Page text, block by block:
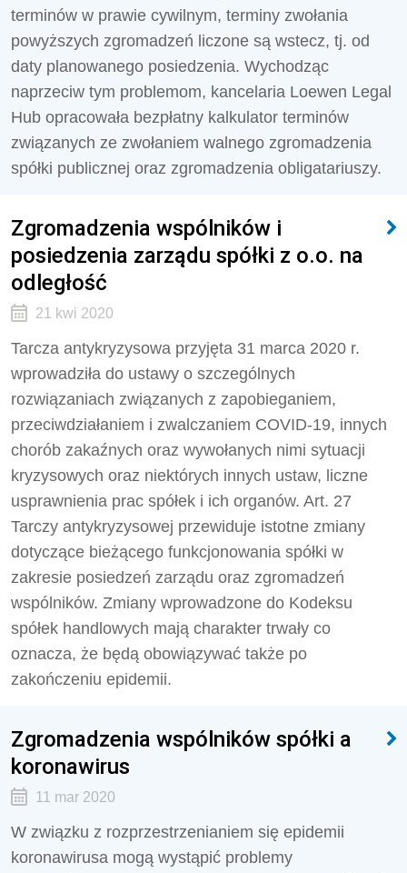
terminów w prawie cywilnym, terminy zwołania
powyższych zgromadzeń liczone są wstecz, tj. od
daty planowanego posiedzenia. Wychodząc
naprzeciw tym problemom, kancelaria Loewen Legal
Hub opracowała bezpłatny kalkulator terminów
związanych ze zwołaniem walnego zgromadzenia
spółki publicznej oraz zgromadzenia obligatariuszy.
Zgromadzenia wspólników i
posiedzenia zarządu spółki z o.o. na
odległość
21 kwi 2020
Tarcza antykryzysowa przyjęta 31 marca 2020 r.
wprowadziła do ustawy o szczególnych
rozwiązaniach związanych z zapobieganiem,
przeciwdziałaniem i zwalczaniem COVID-19, innych
chorób zakaźnych oraz wywołanych nimi sytuacji
kryzysowych oraz niektórych innych ustaw, liczne
usprawnienia prac spółek i ich organów. Art. 27
Tarczy antykryzysowej przewiduje istotne zmiany
dotyczące bieżącego funkcjonowania spółki w
zakresie posiedzeń zarządu oraz zgromadzeń
wspólników. Zmiany wprowadzone do Kodeksu
spółek handlowych mają charakter trwały co
oznacza, że będą obowiązywać także po
zakończeniu epidemii.
Zgromadzenia wspólników spółki a
koronawirus
11 mar 2020
W związku z rozprzestrzenianiem się epidemii
koronawirusa mogą wystąpić problemy